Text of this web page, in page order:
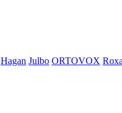
Hagan Julbo ORTOVOX Roxa